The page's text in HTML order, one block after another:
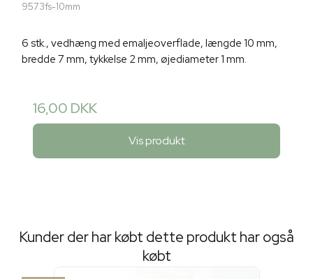
9573fs-10mm
6 stk., vedhæng med emaljeoverflade, længde 10 mm,
bredde 7 mm, tykkelse 2 mm, øjediameter 1 mm.
16,00 DKK
Vis produkt
Kunder der har købt dette produkt har også
købt